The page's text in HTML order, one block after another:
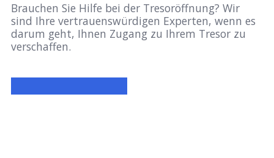
Brauchen Sie Hilfe bei der Tresoröffnung? Wir
sind Ihre vertrauenswürdigen Experten, wenn es
darum geht, Ihnen Zugang zu Ihrem Tresor zu
verschaffen.